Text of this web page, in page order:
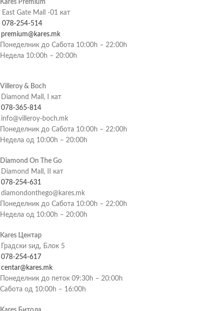
Kares Premium
East Gate Mall -01 кат
078-254-514
premium@kares.mk
Понеделник до Сабота 10:00h – 22:00h
Недела 10:00h – 20:00h
Villeroy & Boch
Diamond Mall, I кат
078-365-814
info@villeroy-boch.mk
Понеделник до Сабота 10:00h – 22:00h
Недела од 10:00h – 20:00h
Diamond On The Go
Diamond Mall, II кат
078-254-631
diamondonthego@kares.mk
Понеделник до Сабота 10:00h – 22:00h
Недела од 10:00h – 20:00h
Kares Центар
Градски ѕид, Блок 5
078-254-617
centar@kares.mk
Понеделник до петок 09:30h – 20:00h
Сабота од 10:00h – 16:00h